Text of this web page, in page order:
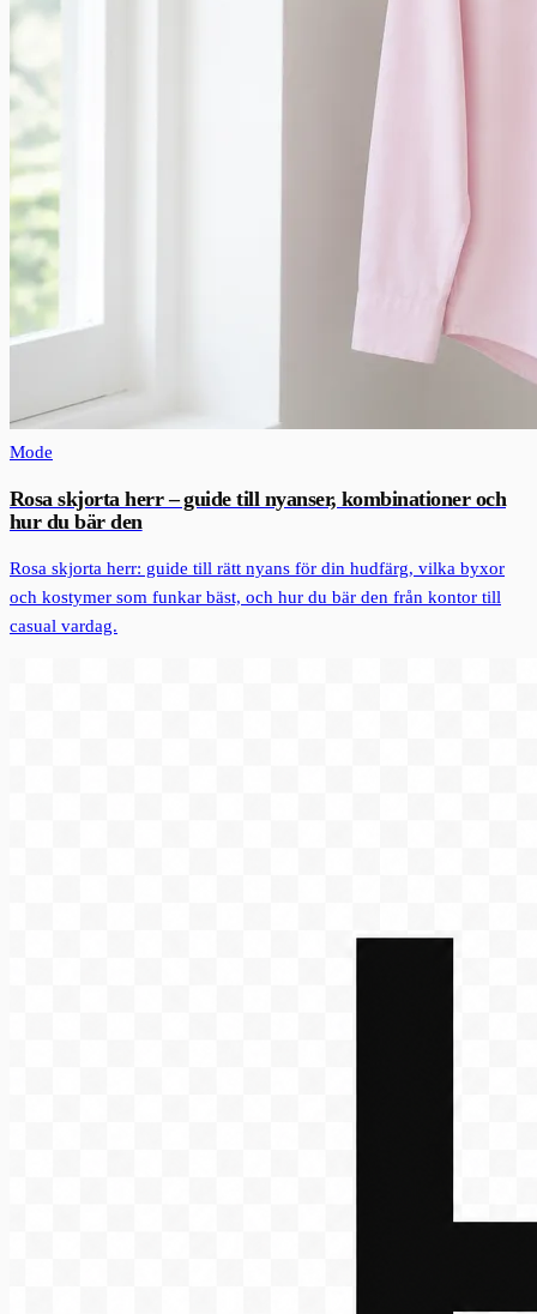
Mode
Rosa skjorta herr – guide till nyanser, kombinationer och
hur du bär den
Rosa skjorta herr: guide till rätt nyans för din hudfärg, vilka byxor
och kostymer som funkar bäst, och hur du bär den från kontor till
casual vardag.